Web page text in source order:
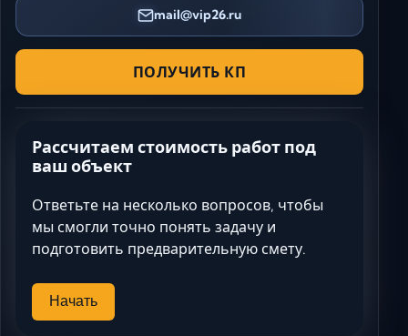
mail@vip26.ru
ПОЛУЧИТЬ КП
Рассчитаем стоимость работ под
ваш объект
Ответьте на несколько вопросов, чтобы
мы смогли точно понять задачу и
подготовить предварительную смету.
Начать